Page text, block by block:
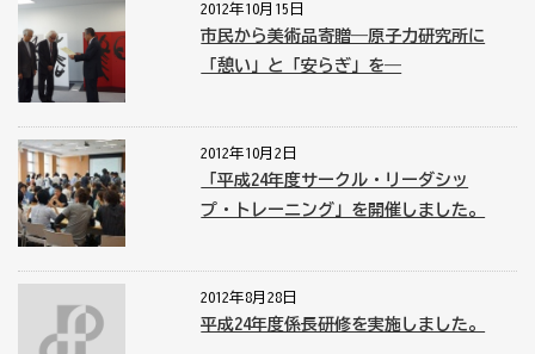
2012年10月15日
市民から美術品寄贈―原子力研究所に
「憩い」と「安らぎ」を―
2012年10月2日
「平成24年度サークル・リーダシッ
プ・トレーニング」を開催しました。
2012年8月28日
平成24年度係長研修を実施しました。